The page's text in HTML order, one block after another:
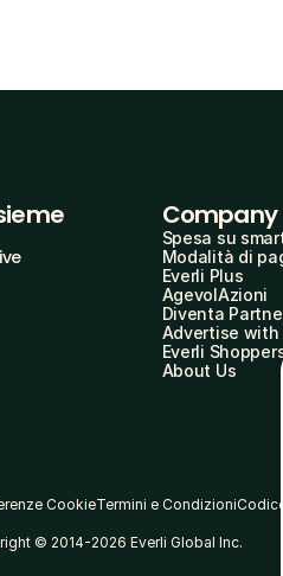
Company
Spesa su
Modalità di
Everli Plus
AgevolAzioni
Diventa
Advertise with
Everli
About Us
CookieTermini e Condizioni
© 2014-2026 Everli Global Inc.